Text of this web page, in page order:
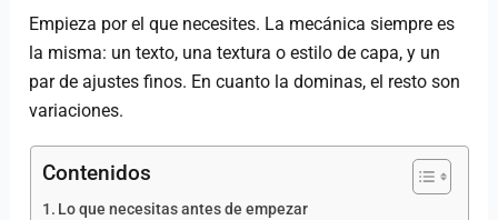
Empieza por el que necesites. La mecánica siempre es
la misma: un texto, una textura o estilo de capa, y un
par de ajustes finos. En cuanto la dominas, el resto son
variaciones.
Contenidos
Lo que necesitas antes de empezar